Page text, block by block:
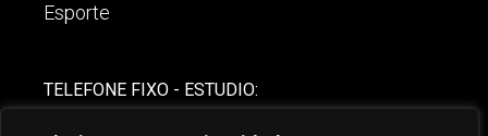
Esporte
TELEFONE FIXO - ESTUDIO: